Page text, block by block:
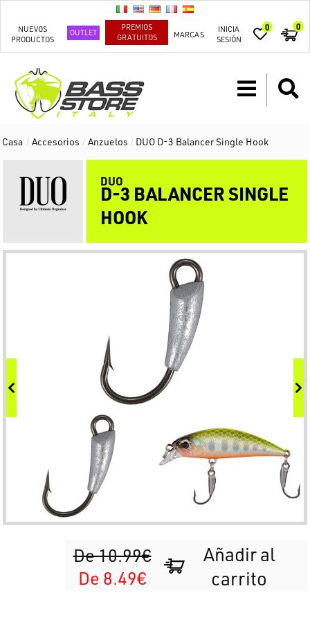
NUEVOS
PRODUCTOS
OUTLET
PREMIOS
GRATUITOS
MARCAS
INICIA
SESIÓN
0 0
Casa / Accesorios / Anzuelos / DUO D-3 Balancer Single Hook
DUO
D-3 BALANCER SINGLE
HOOK
De 10.99€
De 8.49€
Añadir al
carrito